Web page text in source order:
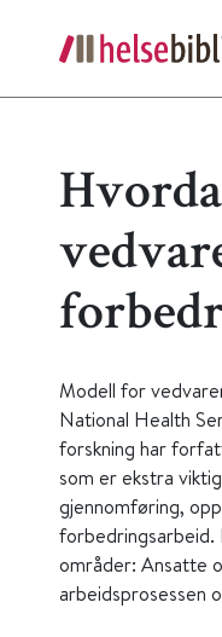
Modell for
National Health
forskning har
som er ekstra
gjennomføring,
forbedringsarbeid.
områder: Ansatte
arbeidsprosessen